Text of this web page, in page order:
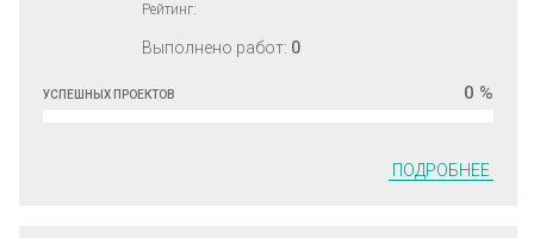
Рейтинг:
Выполнено работ: 0
0 %
УСПЕШНЫХ ПРОЕКТОВ
ПОДРОБНЕЕ